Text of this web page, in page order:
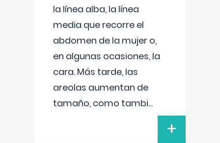
la línea alba, la línea
media que recorre el
abdomen de la mujer o,
en algunas ocasiones, la
cara. Más tarde, las
areolas aumentan de
tamaño, como tambi...
+